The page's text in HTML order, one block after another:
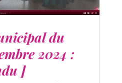
du
2024 :
]